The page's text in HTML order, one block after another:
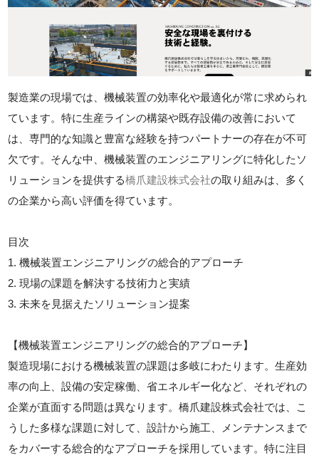
製造業の現場では、機械装置の効率化や最適化が常に求められ
ています。特に生産ラインの構築や既存設備の改善において
は、専門的な知識と豊富な経験を持つパートナーの存在が不可
欠です。そんな中、機械装置のエンジニアリングに特化したソ
リューションを提供する橋爪建設株式会社の取り組みは、多く
の企業から高い評価を得ています。
目次
1. 機械装置エンジニアリングの総合的アプローチ
2. 現場の課題を解決する技術力と実績
3. 未来を見据えたソリューション提案
【機械装置エンジニアリングの総合的アプローチ】
製造現場における機械装置の課題は多岐にわたります。生産効
率の向上、設備の安定稼働、省エネルギー化など、それぞれの
企業が直面する問題は異なります。橋爪建設株式会社では、こ
うした多様な課題に対して、設計から施工、メンテナンスまで
をカバーする総合的なアプローチを採用しています。特に注目